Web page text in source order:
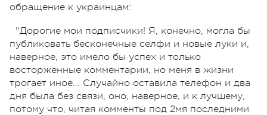
обращение к украинцам:
"Дорогие мои подписчики! Я, конечно, могла бы
публиковать бесконечные селфи и новые луки и,
наверное, это имело бы успех и только
восторженные комментарии, но меня в жизни
трогает иное... Случайно оставила телефон и два
дня была без связи, оно, наверное, и к лучшему,
потому что, читая комменты под 2мя последними